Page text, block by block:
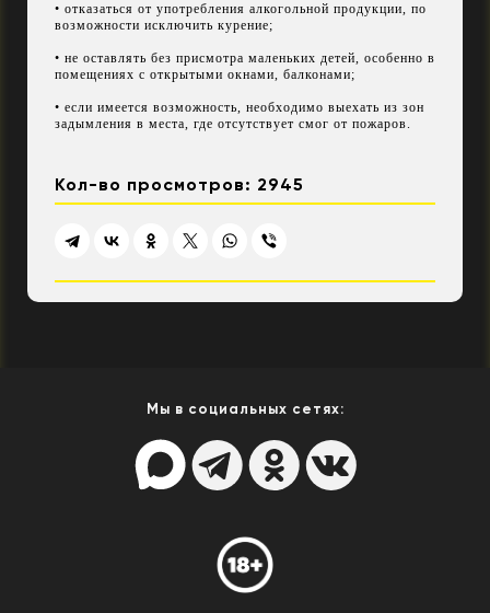
• отказаться от употребления алкогольной продукции, по
возможности исключить курение;
• не оставлять без присмотра маленьких детей, особенно в
помещениях с открытыми окнами, балконами;
• если имеется возможность, необходимо выехать из зон
задымления в места, где отсутствует смог от пожаров.
Кол-во просмотров: 2945
Мы в социальных сетях: